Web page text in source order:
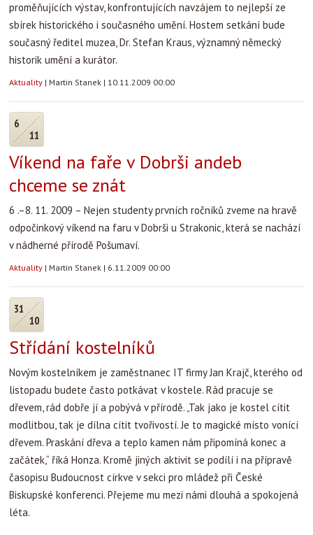
proměňujících výstav, konfrontujících navzájem to nejlepší ze
sbírek historického i současného umění. Hostem setkání bude
současný ředitel muzea, Dr. Stefan Kraus, významný německý
historik umění a kurátor.
Aktuality | Martin Stanek | 10.11.2009 00:00
6
11
Víkend na faře v Dobrši andeb
chceme se znát
6 .–8. 11. 2009 – Nejen studenty prvních ročníků zveme na hravě
odpočinkový víkend na faru v Dobrši u Strakonic, která se nachází
v nádherné přírodě Pošumaví.
Aktuality | Martin Stanek | 6.11.2009 00:00
31
10
Střídání kostelníků
Novým kostelníkem je zaměstnanec IT firmy Jan Krajč, kterého od
listopadu budete často potkávat v kostele. Rád pracuje se
dřevem, rád dobře jí a pobývá v přírodě. „Tak jako je kostel cítit
modlitbou, tak je dílna cítit tvořivostí. Je to magické místo vonící
dřevem. Praskání dřeva a teplo kamen nám připomíná konec a
začátek,“ říká Honza. Kromě jiných aktivit se podílí i na přípravě
časopisu Budoucnost církve v sekci pro mládež při České
Biskupské konferenci. Přejeme mu mezi námi dlouhá a spokojená
léta.